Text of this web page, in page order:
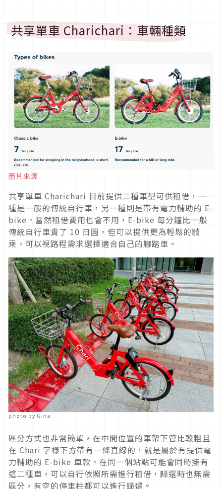
共享單車 Charichari：車輛種類
圖片來源
共享單車 Charichari 目前提供二種車型可供租借，一
種是一般的傳統自行車，另一種則是帶有電力輔助的 E-
bike。當然租借費用也會不用，E-bike 每分鐘比一般
傳統自行車貴了 10 日圓，但可以提供更為輕鬆的騎
乘。可以視路程需求選擇適合自己的腳踏車。
photo by Gina
區分方式也非常簡單，在中間位置的車架下管比較粗且
在 Chari 字樣下方帶有一條直線的，就是屬於有提供電
力輔助的 E-bike 車款。在同一個站點可能會同時擁有
這二種車，可以自行依照所需進行租借，歸還時也無需
區分，有空的停車柱都可以進行歸還。